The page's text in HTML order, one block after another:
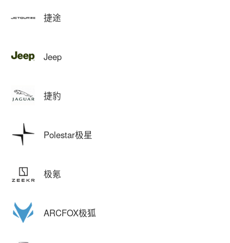
捷途
Jeep
捷豹
Polestar极星
极氪
ARCFOX极狐